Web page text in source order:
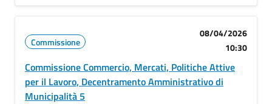
Commissione
08/04/2026
10:30
Commissione Commercio, Mercati, Politiche Attive
per il Lavoro, Decentramento Amministrativo di
Municipalità 5